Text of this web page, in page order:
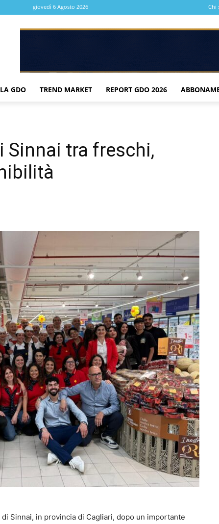
giovedì 6 Agosto 2026 Chi
GDO TREND MARKET REPORT GDO 2026
Sinnai tra freschi,
Sinnai, in provincia di Cagliari, dopo un importante